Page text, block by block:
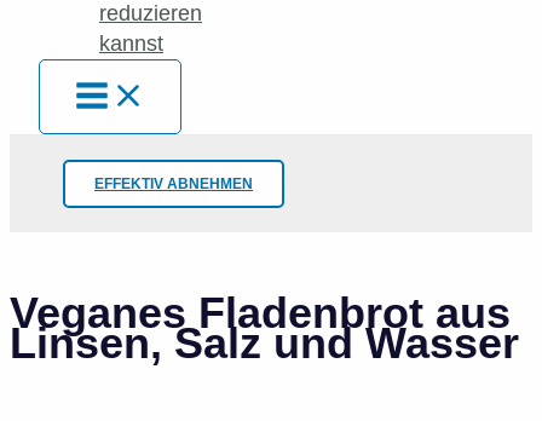
EFFEKTIV ABNEHMEN
Veganes Fladenbrot aus
Linsen, Salz und Wasser